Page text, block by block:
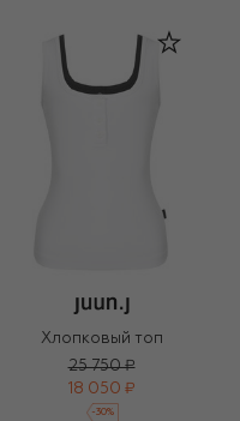
Хлопковый топ
25 750 ₽
18 050 ₽
-30%